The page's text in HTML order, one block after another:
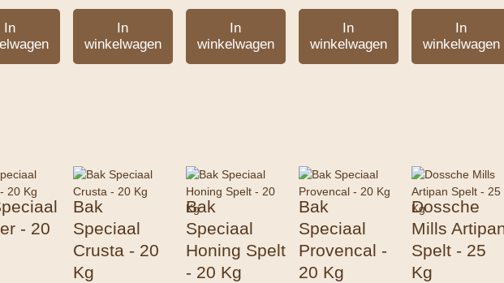
In
In
winkelwagen
In
winkelwagen
In
winkelwagen
In
winkelwagen
- 20
Bak
Speciaal
Crusta - 20
Kg
Bak
Speciaal
Honing Spelt
- 20 Kg
Bak
Speciaal
Provencal -
20 Kg
Dossche
Mills
Spelt - 25
Kg